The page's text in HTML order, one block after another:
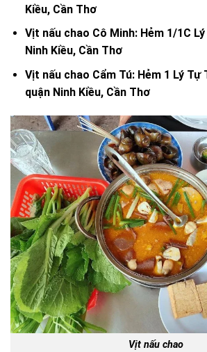
Kiều, Cần Thơ
Vịt nấu chao Cô Minh: Hẻm 1/1C
Ninh Kiều, Cần Thơ
Vịt nấu chao Cẩm Tú: Hẻm 1 Lý Tự
quận Ninh Kiều, Cần Thơ
Vịt nấu chao